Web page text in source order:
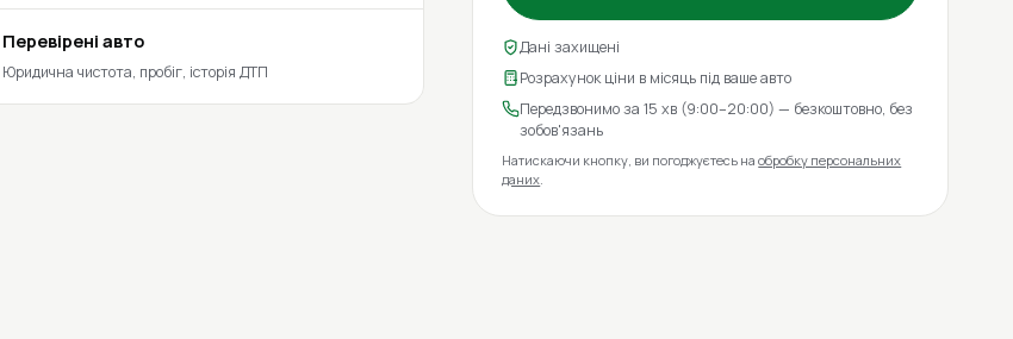
Перевірені авто
Юридична чистота, пробіг, історія ДТП
Дані захищені
Розрахунок ціни в місяць під ваше авто
Передзвонимо за 15 хв (9:00–20:00) — безкоштовно, без
зобов'язань
Натискаючи кнопку, ви погоджуєтесь наобробку персональних
даних